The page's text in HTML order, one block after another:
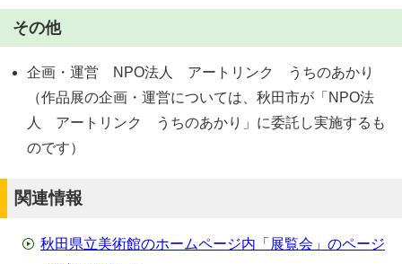
その他
企画・運営 NPO法人 アートリンク うちのあかり
（作品展の企画・運営については、秋田市が「NPO法
人 アートリンク うちのあかり」に委託し実施するも
のです）
関連情報
秋田県立美術館のホームページ内「展覧会」のページ